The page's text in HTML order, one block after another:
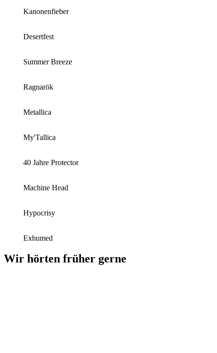
Kanonenfieber
Desertfest
Summer Breeze
Ragnarök
Metallica
My'Tallica
40 Jahre Protector
Machine Head
Hypocrisy
Exhumed
Wir hörten früher gerne